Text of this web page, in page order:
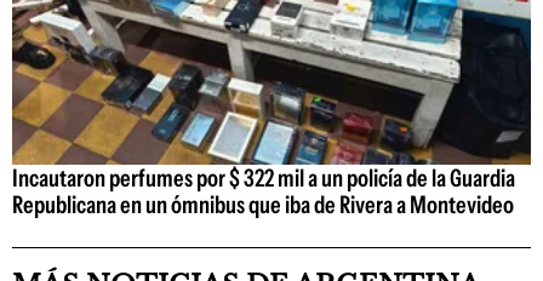
Incautaron perfumes por $ 322 mil a un policía de la Guardia
Republicana en un ómnibus que iba de Rivera a Montevideo